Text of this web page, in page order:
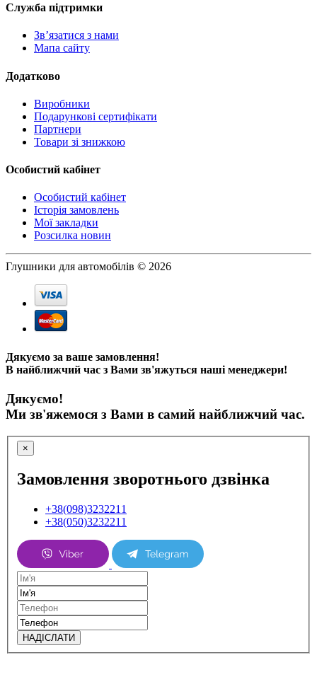
Служба підтримки
Зв’язатися з нами
Мапа сайту
Додатково
Виробники
Подарункові сертифікати
Партнери
Товари зі знижкою
Особистий кабінет
Особистий кабінет
Історія замовлень
Мої закладки
Розсилка новин
Глушники для автомобілів © 2026
Дякуємо за ваше замовлення!
В найближчий час з Вами зв'яжуться наші менеджери!
Дякуємо!
Ми зв'яжемося з Вами в самий найближчий час.
×
Замовлення зворотнього дзвінка
+38(098)3232211
+38(050)3232211
НАДІСЛАТИ